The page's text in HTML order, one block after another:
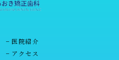
医院紹介
アクセス